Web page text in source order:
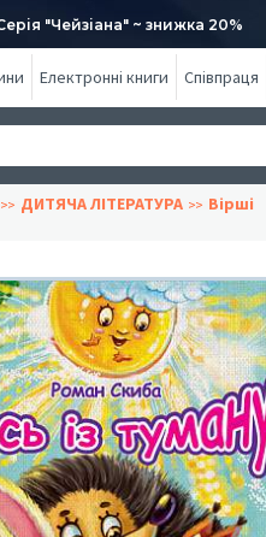
"Чейзіана" ~ знижка 20%
Електронні книги Співпраця
ДИТЯЧА ЛІТЕРАТУРА Вірші